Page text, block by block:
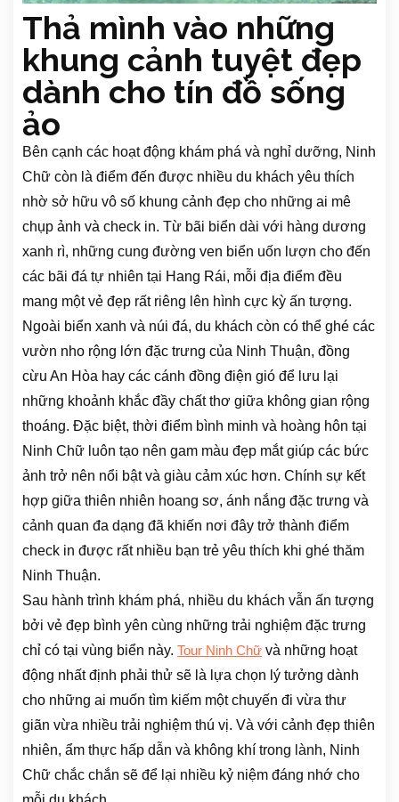
Thả mình vào những
khung cảnh tuyệt đẹp
dành cho tín đồ sống
ảo
Bên cạnh các hoạt động khám phá và nghỉ dưỡng, Ninh
Chữ còn là điểm đến được nhiều du khách yêu thích
nhờ sở hữu vô số khung cảnh đẹp cho những ai mê
chụp ảnh và check in. Từ bãi biển dài với hàng dương
xanh rì, những cung đường ven biển uốn lượn cho đến
các bãi đá tự nhiên tại Hang Rái, mỗi địa điểm đều
mang một vẻ đẹp rất riêng lên hình cực kỳ ấn tượng.
Ngoài biển xanh và núi đá, du khách còn có thể ghé các
vườn nho rộng lớn đặc trưng của Ninh Thuận, đồng
cừu An Hòa hay các cánh đồng điện gió để lưu lại
những khoảnh khắc đầy chất thơ giữa không gian rộng
thoáng. Đặc biệt, thời điểm bình minh và hoàng hôn tại
Ninh Chữ luôn tạo nên gam màu đẹp mắt giúp các bức
ảnh trở nên nổi bật và giàu cảm xúc hơn. Chính sự kết
hợp giữa thiên nhiên hoang sơ, ánh nắng đặc trưng và
cảnh quan đa dạng đã khiến nơi đây trở thành điểm
check in được rất nhiều bạn trẻ yêu thích khi ghé thăm
Ninh Thuận.
Sau hành trình khám phá, nhiều du khách vẫn ấn tượng
bởi vẻ đẹp bình yên cùng những trải nghiệm đặc trưng
chỉ có tại vùng biển này. Tour Ninh Chữ và những hoạt
động nhất định phải thử sẽ là lựa chọn lý tưởng dành
cho những ai muốn tìm kiếm một chuyến đi vừa thư
giãn vừa nhiều trải nghiệm thú vị. Và với cảnh đẹp thiên
nhiên, ẩm thực hấp dẫn và không khí trong lành, Ninh
Chữ chắc chắn sẽ để lại nhiều kỷ niệm đáng nhớ cho